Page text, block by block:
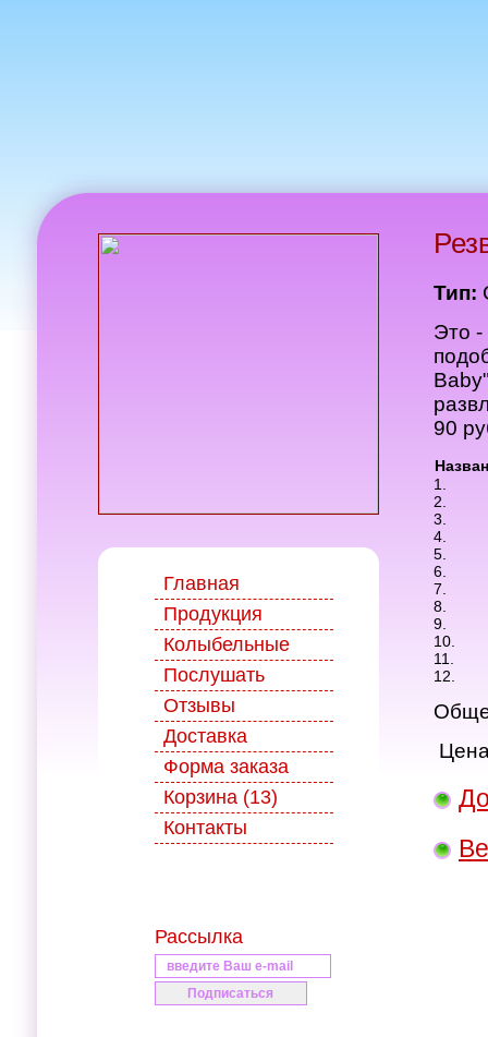
Главная
Продукция
Колыбельные
Послушать
Отзывы
Доставка
Форма заказа
Корзина (13)
Контакты
Рассылка
Тип:
Это
90
1.
2.
3.
4.
5.
6.
7.
8.
9.
10.
11.
12.